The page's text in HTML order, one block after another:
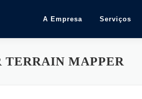
A Empresa Serviços
TERRAIN MAPPER